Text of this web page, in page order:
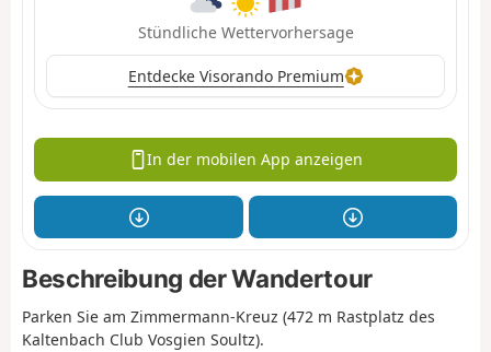
Stündliche Wettervorhersage
Entdecke Visorando Premium
In der mobilen App anzeigen
Beschreibung der Wandertour
Parken Sie am Zimmermann-Kreuz (472 m Rastplatz des
Kaltenbach Club Vosgien Soultz).